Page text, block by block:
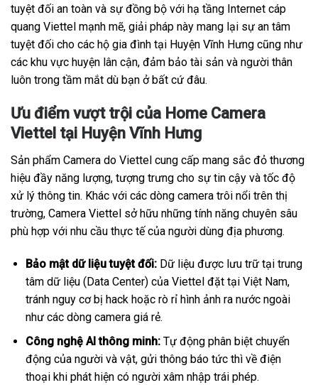
tuyệt đối an toàn và sự đồng bộ với hạ tầng Internet cáp
quang Viettel mạnh mẽ, giải pháp này mang lại sự an tâm
tuyệt đối cho các hộ gia đình tại Huyện Vĩnh Hưng cũng như
các khu vực huyện lân cận, đảm bảo tài sản và người thân
luôn trong tầm mắt dù bạn ở bất cứ đâu.
Ưu điểm vượt trội của Home Camera
Viettel tại Huyện Vĩnh Hưng
Sản phẩm Camera do Viettel cung cấp mang sắc đỏ thương
hiệu đầy năng lượng, tượng trưng cho sự tin cậy và tốc độ
xử lý thông tin. Khác với các dòng camera trôi nổi trên thị
trường, Camera Viettel sở hữu những tính năng chuyên sâu
phù hợp với nhu cầu thực tế của người dùng địa phương.
Bảo mật dữ liệu tuyệt đối:Dữ liệu được lưu trữ tại trung
tâm dữ liệu (Data Center) của Viettel đặt tại Việt Nam,
tránh nguy cơ bị hack hoặc rò rỉ hình ảnh ra nước ngoài
như các dòng camera giá rẻ.
Công nghệ AI thông minh:Tự động phân biệt chuyển
động của người và vật, gửi thông báo tức thì về điện
thoại khi phát hiện có người xâm nhập trái phép.